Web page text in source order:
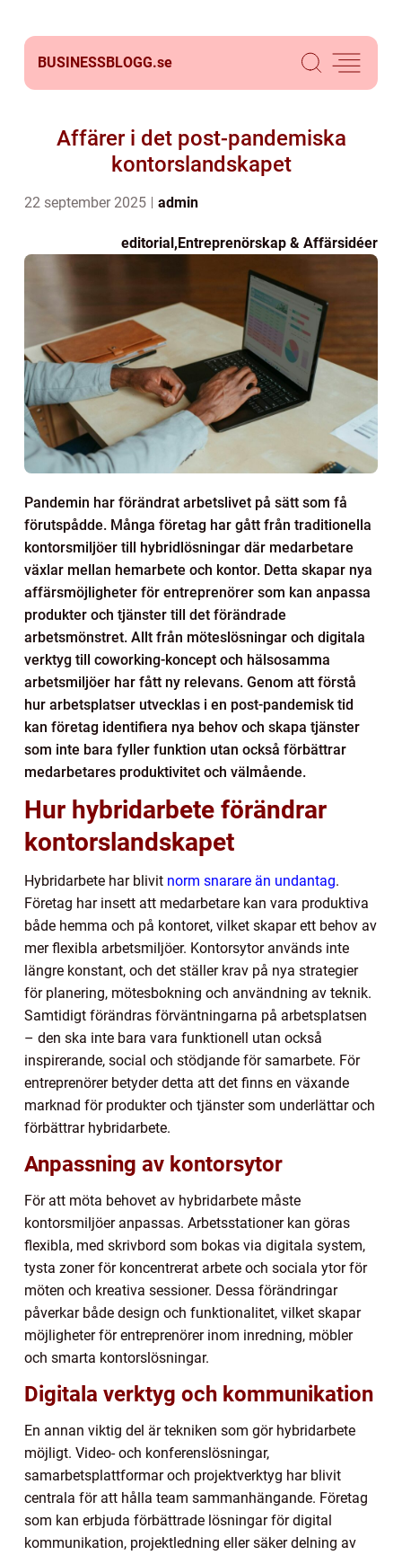
BUSINESSBLOGG.se
Affärer i det post-pandemiska
kontorslandskapet
22 september 2025 admin
editorial,Entreprenörskap & Affärsidéer
Pandemin har förändrat arbetslivet på sätt som få
förutspådde. Många företag har gått från traditionella
kontorsmiljöer till hybridlösningar där medarbetare
växlar mellan hemarbete och kontor. Detta skapar nya
affärsmöjligheter för entreprenörer som kan anpassa
produkter och tjänster till det förändrade
arbetsmönstret. Allt från möteslösningar och digitala
verktyg till coworking-koncept och hälsosamma
arbetsmiljöer har fått ny relevans. Genom att förstå
hur arbetsplatser utvecklas i en post-pandemisk tid
kan företag identifiera nya behov och skapa tjänster
som inte bara fyller funktion utan också förbättrar
medarbetares produktivitet och välmående.
Hur hybridarbete förändrar
kontorslandskapet
Hybridarbete har blivit norm snarare än undantag.
Företag har insett att medarbetare kan vara produktiva
både hemma och på kontoret, vilket skapar ett behov av
mer flexibla arbetsmiljöer. Kontorsytor används inte
längre konstant, och det ställer krav på nya strategier
för planering, mötesbokning och användning av teknik.
Samtidigt förändras förväntningarna på arbetsplatsen
– den ska inte bara vara funktionell utan också
inspirerande, social och stödjande för samarbete. För
entreprenörer betyder detta att det finns en växande
marknad för produkter och tjänster som underlättar och
förbättrar hybridarbete.
Anpassning av kontorsytor
För att möta behovet av hybridarbete måste
kontorsmiljöer anpassas. Arbetsstationer kan göras
flexibla, med skrivbord som bokas via digitala system,
tysta zoner för koncentrerat arbete och sociala ytor för
möten och kreativa sessioner. Dessa förändringar
påverkar både design och funktionalitet, vilket skapar
möjligheter för entreprenörer inom inredning, möbler
och smarta kontorslösningar.
Digitala verktyg och kommunikation
En annan viktig del är tekniken som gör hybridarbete
möjligt. Video- och konferenslösningar,
samarbetsplattformar och projektverktyg har blivit
centrala för att hålla team sammanhängande. Företag
som kan erbjuda förbättrade lösningar för digital
kommunikation, projektledning eller säker delning av